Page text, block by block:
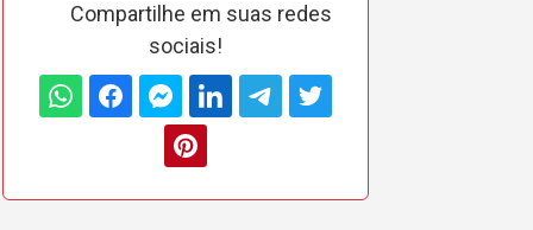
Compartilhe em suas redes
sociais!